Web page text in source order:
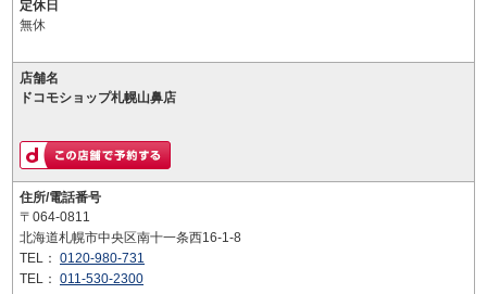
定休日
無休
店舗名
ドコモショップ札幌山鼻店
住所/電話番号
〒064-0811
北海道札幌市中央区南十一条西16-1-8
TEL： 0120-980-731
TEL： 011-530-2300